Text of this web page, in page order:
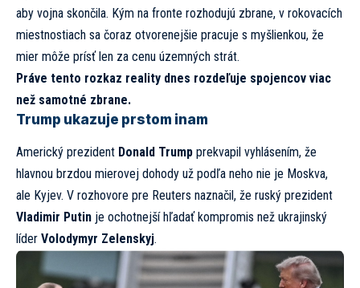
aby vojna skončila. Kým na fronte rozhodujú zbrane, v rokovacích
miestnostiach sa čoraz otvorenejšie pracuje s myšlienkou, že
mier môže prísť len za cenu územných strát.
Práve tento rozkaz reality dnes rozdeľuje spojencov viac
než samotné zbrane.
Trump ukazuje prstom inam
Americký prezident Donald Trump prekvapil vyhlásením, že
hlavnou brzdou mierovej dohody už podľa neho nie je Moskva,
ale Kyjev. V rozhovore pre Reuters naznačil, že ruský prezident
Vladimir Putin je ochotnejší hľadať kompromis než ukrajinský
líder Volodymyr Zelenskyj.